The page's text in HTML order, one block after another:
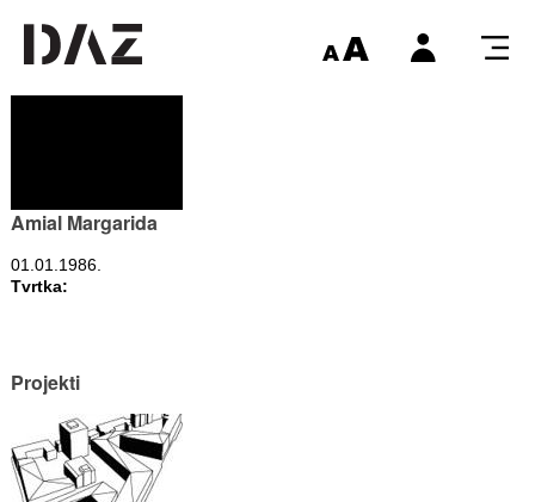
Amial Margarida
01.01.1986.
Tvrtka:
Projekti